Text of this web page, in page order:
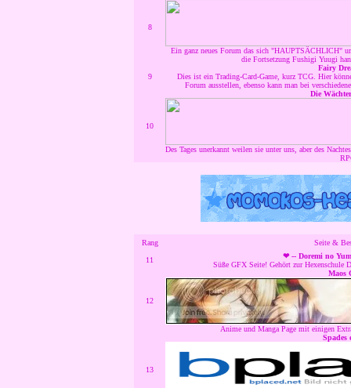
8
Ein ganz neues Forum das sich "HAUPTSÄCHLICH"
die Fortsetzung Fushigi Yuugi
9
Fairy
Dies ist ein Trading-Card-Game, kurz TCG. Hier
Forum ausstellen, ebenso kann man bei
10
Die
Des Tages unerkannt weilen sie unter uns, aber des
Rang
Seite &
11
❤ -- Doremi no
Süße GFX Seite! Gehört zur Hexenschule
12
Maos
Anime und Manga Page mit einigen
13
Spades